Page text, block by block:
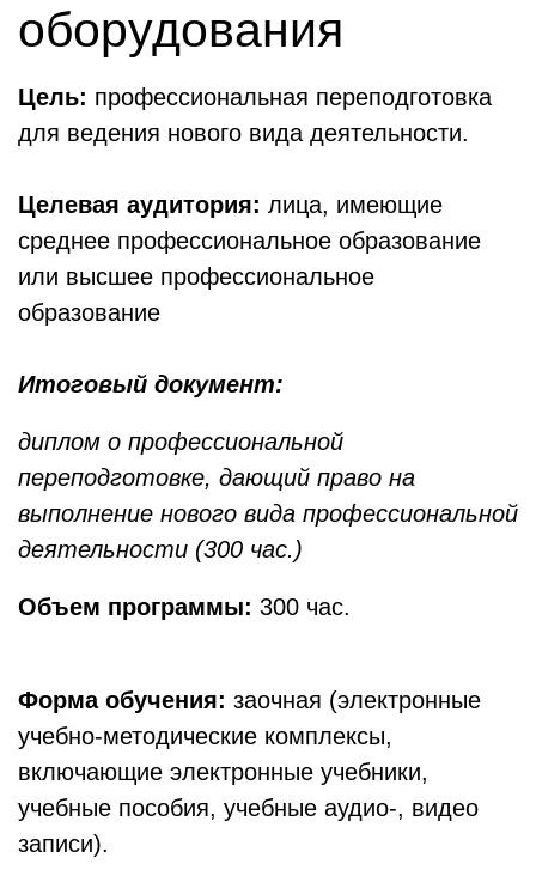
оборудования
Цель: профессиональная переподготовка
для ведения нового вида деятельности.
Целевая аудитория: лица, имеющие
среднее профессиональное образование
или высшее профессиональное
образование
Итоговый документ:
диплом о профессиональной
переподготовке, дающий право на
выполнение нового вида профессиональной
деятельности (300 час.)
Объем программы: 300 час.
Форма обучения: заочная (электронные
учебно-методические комплексы,
включающие электронные учебники,
учебные пособия, учебные аудио-, видео
записи).